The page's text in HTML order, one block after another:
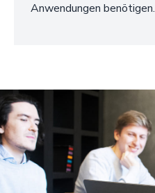
Anwendungen benötigen.